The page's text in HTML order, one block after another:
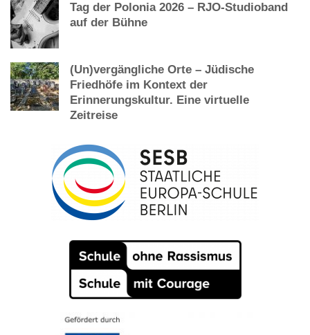
Tag der Polonia 2026 – RJO-Studioband
auf der Bühne
(Un)vergängliche Orte – Jüdische
Friedhöfe im Kontext der
Erinnerungskultur. Eine virtuelle
Zeitreise